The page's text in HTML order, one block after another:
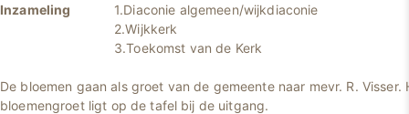
Inzameling
1.Diaconie algemeen/wijkdiaconie
2.Wijkkerk
3.Toekomst van de Kerk
De bloemen gaan als groet van de gemeente naar mevr. R. Visser.
bloemengroet ligt op de tafel bij de uitgang.